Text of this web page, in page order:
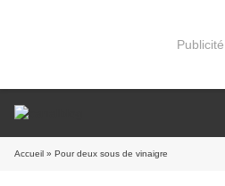
Publicité
Accueil » Pour deux sous de vinaigre